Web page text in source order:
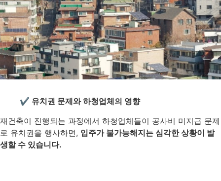
✔ 유치권 문제와 하청업체의 영향
재건축이 진행되는 과정에서 하청업체들이 공사비 미지급 문제
로 유치권을 행사하면, 입주가 불가능해지는 심각한 상황이 발
생할 수 있습니다.